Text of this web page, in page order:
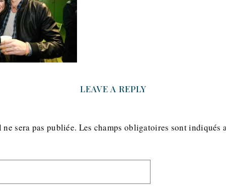
LEAVE A REPLY
sera pas publiée. Les champs obligatoires sont indiqués